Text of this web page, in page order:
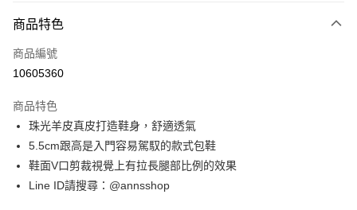
台新國際商業銀行
元大商業銀行
玉山商業銀行
台新國際商業銀行
台灣樂天信用卡公司
街口支付
悠遊付
Google Pay
全支付
大哥付你分期
相關說明
【大哥付你分期使用說明】
1.本服務由台灣大哥大提供，台灣大哥大用戶可立即使用無須另外申請。
AFTEE先享後付
商品特色
商品編號
10605360
商品特色
珠光羊皮真皮打造鞋身，舒適透氣
5.5cm跟高是入門容易駕馭的款式包鞋
鞋面V口剪裁視覺上有拉長腿部比例的效果
Line ID請搜尋：@annsshop